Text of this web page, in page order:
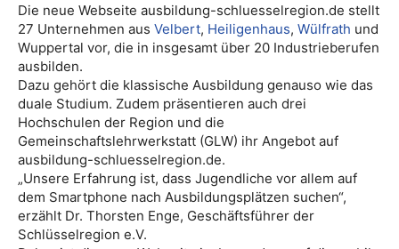
Die neue Webseite ausbildung-schluesselregion.de stellt
27 Unternehmen aus Velbert, Heiligenhaus, Wülfrath und
Wuppertal vor, die in insgesamt über 20 Industrieberufen
ausbilden.
Dazu gehört die klassische Ausbildung genauso wie das
duale Studium. Zudem präsentieren auch drei
Hochschulen der Region und die
Gemeinschaftslehrwerkstatt (GLW) ihr Angebot auf
ausbildung-schluesselregion.de.
„Unsere Erfahrung ist, dass Jugendliche vor allem auf
dem Smartphone nach Ausbildungsplätzen suchen“,
erzählt Dr. Thorsten Enge, Geschäftsführer der
Schlüsselregion e.V.